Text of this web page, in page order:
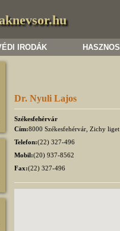
IRODÁK
Dr. Nyuli Lajos
Székesfehérvár
Cím:8000 Székesfehérvár, Zichy
Telefon:(22) 327-496
Mobil:(20) 937-8562
Fax:(22) 327-496